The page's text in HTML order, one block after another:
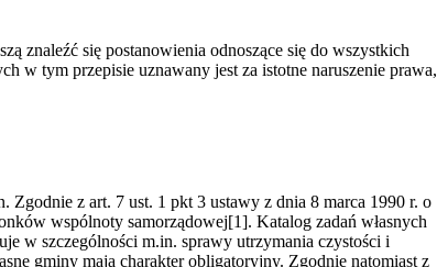
znaleźć się postanowienia odnoszące się do wszystkich
w tym przepisie uznawany jest za istotne naruszenie prawa,
Zgodnie z art. 7 ust. 1 pkt 3 ustawy z dnia 8 marca 1990 r. o
wspólnoty samorządowej[1]. Katalog zadań własnych
w szczególności m.in. sprawy utrzymania czystości i
gminy mają charakter obligatoryjny. Zgodnie natomiast z